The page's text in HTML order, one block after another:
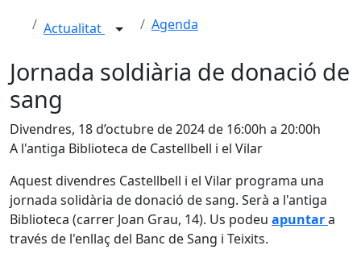
Actualitat Agenda
Jornada soldiària de donació de
sang
Divendres, 18 d’octubre de 2024 de 16:00h a 20:00h
A l'antiga Biblioteca de Castellbell i el Vilar
Aquest divendres Castellbell i el Vilar programa una
jornada solidària de donació de sang. Serà a l'antiga
Biblioteca (carrer Joan Grau, 14). Us podeu apuntara
través de l'enllaç del Banc de Sang i Teixits.